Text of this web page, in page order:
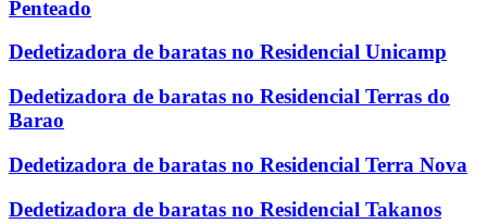
Penteado
Dedetizadora de baratas no Residencial Unicamp
Dedetizadora de baratas no Residencial Terras do
Barao
Dedetizadora de baratas no Residencial Terra Nova
Dedetizadora de baratas no Residencial Takanos